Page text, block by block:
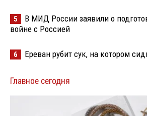
5
В МИД России заявили о
войне с Россией
6 Ереван рубит сук, на котором
Главное сегодня